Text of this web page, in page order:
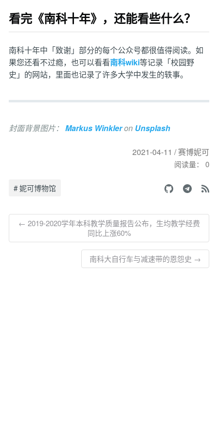
看完《南科十年》，还能看些什么？
南科十年中「致谢」部分的每个公众号都很值得阅读。如
果您还看不过瘾，也可以看看南科wiki等记录「校园野
史」的网站，里面也记录了许多大学中发生的轶事。
封面背景图片： Markus Winkleron Unsplash
2021-04-11 / 赛博妮可
阅读量： 0
# 妮可博物馆
← 2019-2020学年本科教学质量报告公布，生均教学经费
同比上涨60%
南科大自行车与减速带的恩怨史 →